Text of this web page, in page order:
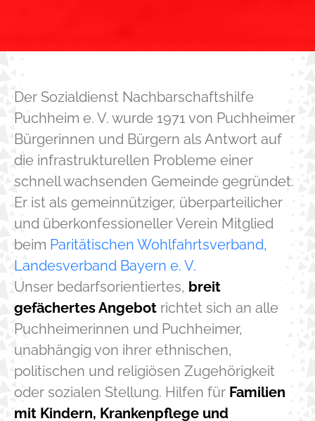
Der Sozialdienst Nachbarschaftshilfe
Puchheim e. V. wurde 1971 von Puchheimer
Bürgerinnen und Bürgern als Antwort auf
die infrastrukturellen Probleme einer
schnell wachsenden Gemeinde gegründet.
Er ist als gemeinnütziger, überparteilicher
und überkonfessioneller Verein Mitglied
beim Paritätischen Wohlfahrtsverband,
Landesverband Bayern e. V.
Unser bedarfsorientiertes, breit
gefächertes Angebot richtet sich an alle
Puchheimerinnen und Puchheimer,
unabhängig von ihrer ethnischen,
politischen und religiösen Zugehörigkeit
oder sozialen Stellung. Hilfen für Familien
mit Kindern, Krankenpflege und